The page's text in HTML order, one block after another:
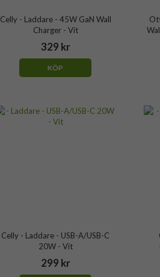
Celly - Laddare - 45W GaN Wall
Charger - Vit
329 kr
KÖP
Celly - Laddare - USB-A/USB-C
20W - Vit
299 kr